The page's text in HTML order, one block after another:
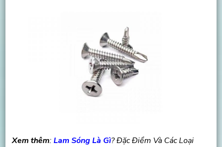
Xem thêm:Lam Sóng Là Gì? Đặc Điểm Và Các Loại